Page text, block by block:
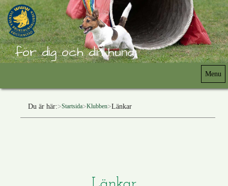
för dig och din hund
Menu
Du är här: Startsida Klubben Länkar